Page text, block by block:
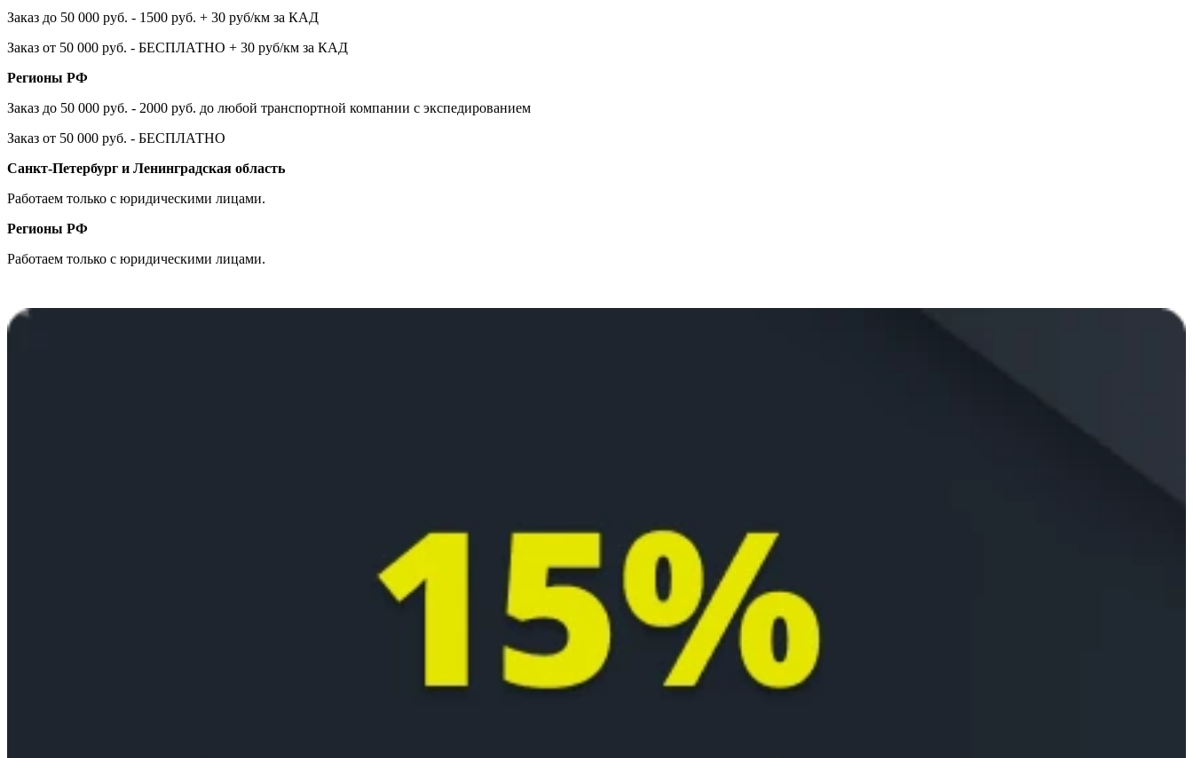
Заказ до 50 000 руб. - 1500 руб. + 30 руб/км за КАД
Заказ от 50 000 руб. - БЕСПЛАТНО + 30 руб/км за КАД
Регионы РФ
Заказ до 50 000 руб. - 2000 руб. до любой транспортной компании с экспедированием
Заказ от 50 000 руб. - БЕСПЛАТНО
Санкт-Петербург и Ленинградская область
Работаем только с юридическими лицами.
Регионы РФ
Работаем только с юридическими лицами.